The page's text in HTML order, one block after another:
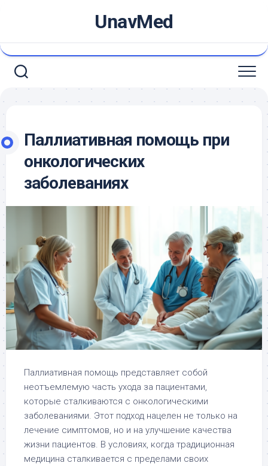
UnavMed
Паллиативная помощь при
онкологических
заболеваниях
Паллиативная помощь представляет собой
неотъемлемую часть ухода за пациентами,
которые сталкиваются с онкологическими
заболеваниями. Этот подход нацелен не только на
лечение симптомов, но и на улучшение качества
жизни пациентов. В условиях, когда традиционная
медицина сталкивается с пределами своих